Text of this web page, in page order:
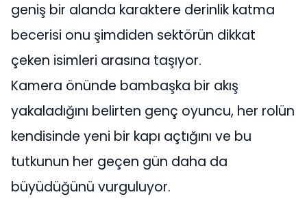
geniş bir alanda karaktere derinlik katma
becerisi onu şimdiden sektörün dikkat
çeken isimleri arasına taşıyor.
Kamera önünde bambaşka bir akış
yakaladığını belirten genç oyuncu, her rolün
kendisinde yeni bir kapı açtığını ve bu
tutkunun her geçen gün daha da
büyüdüğünü vurguluyor.